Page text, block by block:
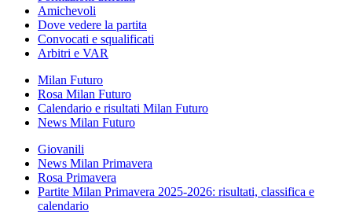
Amichevoli
Dove vedere la partita
Convocati e squalificati
Arbitri e VAR
Milan Futuro
Rosa Milan Futuro
Calendario e risultati Milan Futuro
News Milan Futuro
Giovanili
News Milan Primavera
Rosa Primavera
Partite Milan Primavera 2025-2026: risultati, classifica e
calendario